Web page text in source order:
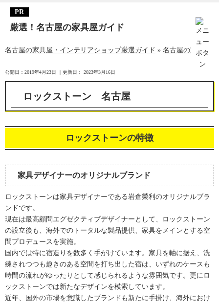
厳選！名古屋の家具屋ガイド
名古屋の家具屋・インテリアショップ厳選ガイド » 名古屋の家具屋
公開日： 2019年4月23日 ｜更新日： 2023年3月16日
ロックストーン 名古屋
ロックストーンの特徴
家具デザイナーのオリジナルブランド
ロックストーンは家具デザイナーである岩倉榮利のオリジナルブラ
ンドです。
現在は最高顧問エグゼクティブデザイナーとして、ロックストーン
の設立後も、海外でのトータルな製品提供、家具をメインとする空
間プロデュースを実施。
国内では特に宿造りを数多く手がけています。家具を軸に据え、洗
練されつつも趣きのある空間を打ち出した宿は、いずれのケースも
時間の流れがゆったりとして感じられるような雰囲気です。更にロ
ックストーンでは新たなデザインを模索しています。
近年、国外の市場を意識したブランドも新たに手掛け、海外におけ